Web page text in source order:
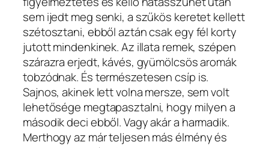
sem ijedt meg senki, a szűkös keretet kellett
szétosztani, ebből aztán csak egy fél korty
jutott mindenkinek. Az illata remek, szépen
szárazra erjedt, kávés, gyümölcsös aromák
tobzódnak. És természetesen csíp is.
Sajnos, akinek lett volna mersze, sem volt
lehetősége megtapasztalni, hogy milyen a
második deci ebből. Vagy akár a harmadik.
Merthogy az már teljesen más élmény és